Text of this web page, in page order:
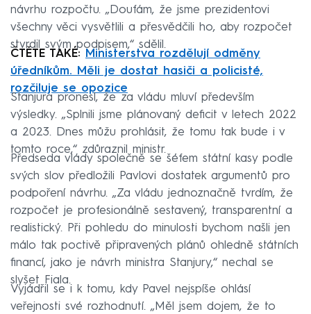
návrhu rozpočtu. „Doufám, že jsme prezidentovi
všechny věci vysvětlili a přesvědčili ho, aby rozpočet
stvrdil svým podpisem,“ sdělil.
ČTĚTE TAKÉ:
Ministerstva rozdělují odměny
úředníkům. Měli je dostat hasiči a policisté,
rozčiluje se opozice
Stanjura pronesl, že za vládu mluví především
výsledky. „Splnili jsme plánovaný deficit v letech 2022
a 2023. Dnes můžu prohlásit, že tomu tak bude i v
tomto roce,“ zdůraznil ministr.
Předseda vlády společně se šéfem státní kasy podle
svých slov předložili Pavlovi dostatek argumentů pro
podpoření návrhu. „Za vládu jednoznačně tvrdím, že
rozpočet je profesionálně sestavený, transparentní a
realistický. Při pohledu do minulosti bychom našli jen
málo tak poctivě připravených plánů ohledně státních
financí, jako je návrh ministra Stanjury,“ nechal se
slyšet Fiala.
Vyjádřil se i k tomu, kdy Pavel nejspíše ohlásí
veřejnosti své rozhodnutí. „Měl jsem dojem, že to